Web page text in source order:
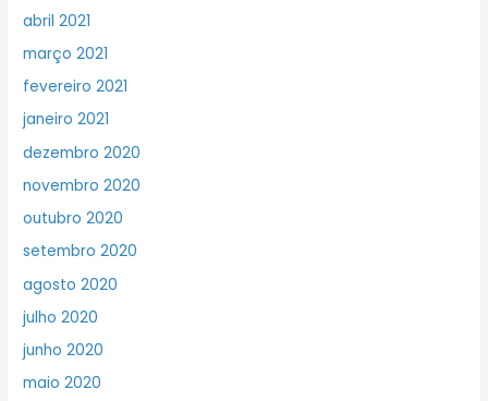
abril 2021
março 2021
fevereiro 2021
janeiro 2021
dezembro 2020
novembro 2020
outubro 2020
setembro 2020
agosto 2020
julho 2020
junho 2020
maio 2020